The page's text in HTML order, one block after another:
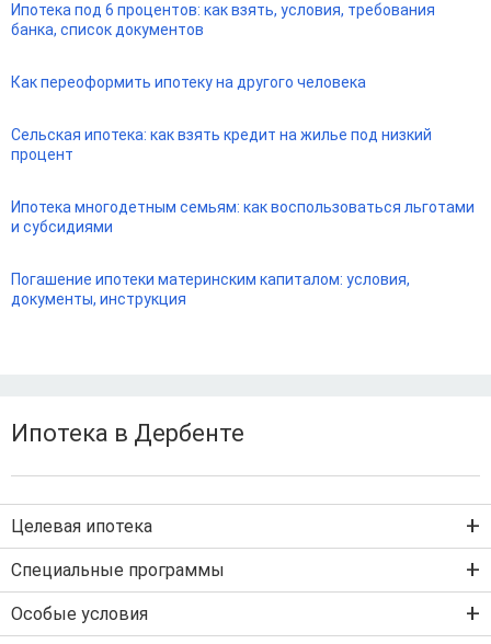
Ипотека под 6 процентов: как взять, условия, требования
банка, список документов
Как переоформить ипотеку на другого человека
Сельская ипотека: как взять кредит на жилье под низкий
процент
Ипотека многодетным семьям: как воспользоваться льготами
и субсидиями
Погашение ипотеки материнским капиталом: условия,
документы, инструкция
Ипотека в Дербенте
Целевая ипотека
Ипотека на вторичку
Ипотека на строительство дома
Специальные программы
Военная ипотека
Особые условия